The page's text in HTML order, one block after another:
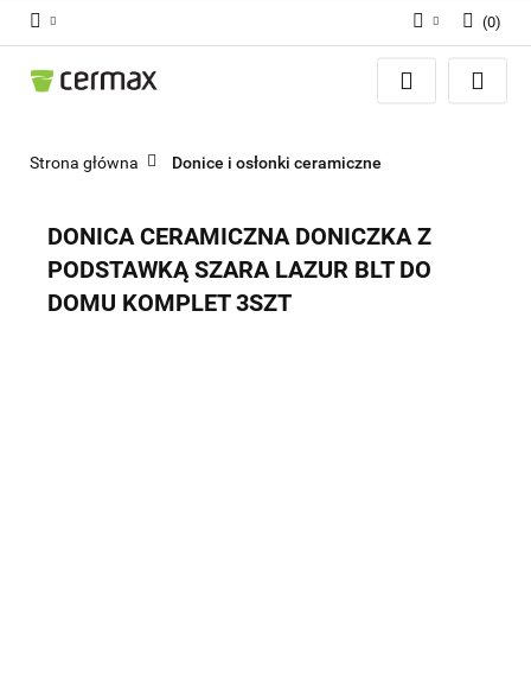
Zaloguj się
(0)
Strona główna Donice i osłonki ceramiczne
DONICA CERAMICZNA DONICZKA Z
PODSTAWKĄ SZARA LAZUR BLT DO
DOMU KOMPLET 3SZT